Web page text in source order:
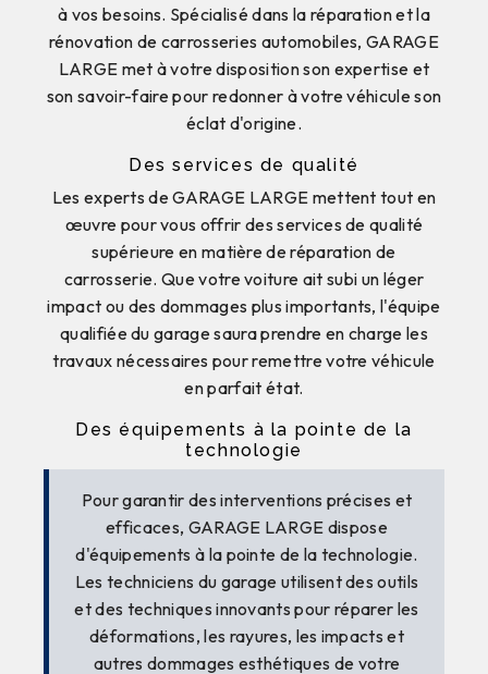
à vos besoins. Spécialisé dans la réparation et la
rénovation de carrosseries automobiles, GARAGE
LARGE met à votre disposition son expertise et
son savoir-faire pour redonner à votre véhicule son
éclat d'origine.
Des services de qualité
Les experts de GARAGE LARGE mettent tout en
œuvre pour vous offrir des services de qualité
supérieure en matière de réparation de
carrosserie. Que votre voiture ait subi un léger
impact ou des dommages plus importants, l'équipe
qualifiée du garage saura prendre en charge les
travaux nécessaires pour remettre votre véhicule
en parfait état.
Des équipements à la pointe de la
technologie
Pour garantir des interventions précises et
efficaces, GARAGE LARGE dispose
d'équipements à la pointe de la technologie.
Les techniciens du garage utilisent des outils
et des techniques innovants pour réparer les
déformations, les rayures, les impacts et
autres dommages esthétiques de votre